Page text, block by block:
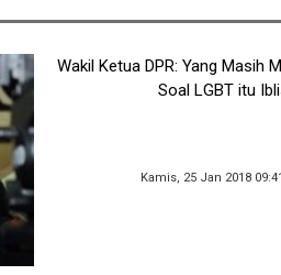
Wakil Ketua DPR: Yang Masih
Soal LGBT itu
Kamis, 25 Jan 2018